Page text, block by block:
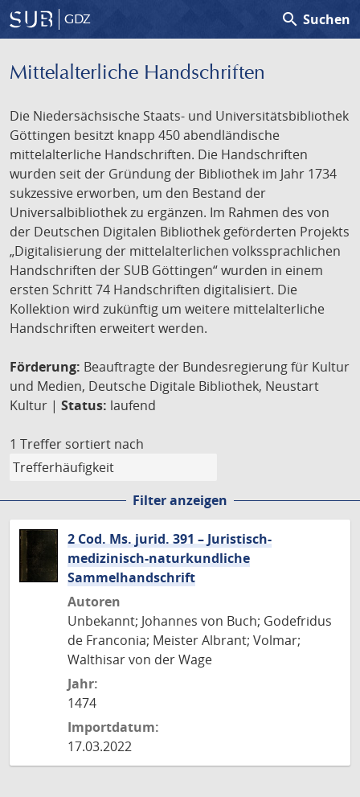
GDZ search Suchen
Mittelalterliche Handschriften
Die Niedersächsische Staats- und Universitätsbibliothek
Göttingen besitzt knapp 450 abendländische
mittelalterliche Handschriften. Die Handschriften
wurden seit der Gründung der Bibliothek im Jahr 1734
sukzessive erworben, um den Bestand der
Universalbibliothek zu ergänzen. Im Rahmen des von
der Deutschen Digitalen Bibliothek geförderten Projekts
„Digitalisierung der mittelalterlichen volkssprachlichen
Handschriften der SUB Göttingen“ wurden in einem
ersten Schritt 74 Handschriften digitalisiert. Die
Kollektion wird zukünftig um weitere mittelalterliche
Handschriften erweitert werden.
Förderung: Beauftragte der Bundesregierung für Kultur
und Medien, Deutsche Digitale Bibliothek, Neustart
Kultur | Status: laufend
1 Treffer sortiert nach
Filter anzeigen
2 Cod. Ms. jurid. 391 – Juristisch-
medizinisch-naturkundliche
Sammelhandschrift
Autoren
Unbekannt; Johannes von Buch; Godefridus
de Franconia; Meister Albrant; Volmar;
Walthisar von der Wage
Jahr:
1474
Importdatum:
17.03.2022